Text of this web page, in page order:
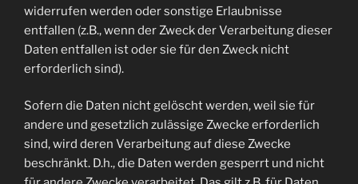
widerrufen werden oder sonstige Erlaubnisse
entfallen (z.B., wenn der Zweck der Verarbeitung dieser
Daten entfallen ist oder sie für den Zweck nicht
erforderlich sind).
Sofern die Daten nicht gelöscht werden, weil sie für
andere und gesetzlich zulässige Zwecke erforderlich
sind, wird deren Verarbeitung auf diese Zwecke
beschränkt. D.h., die Daten werden gesperrt und nicht